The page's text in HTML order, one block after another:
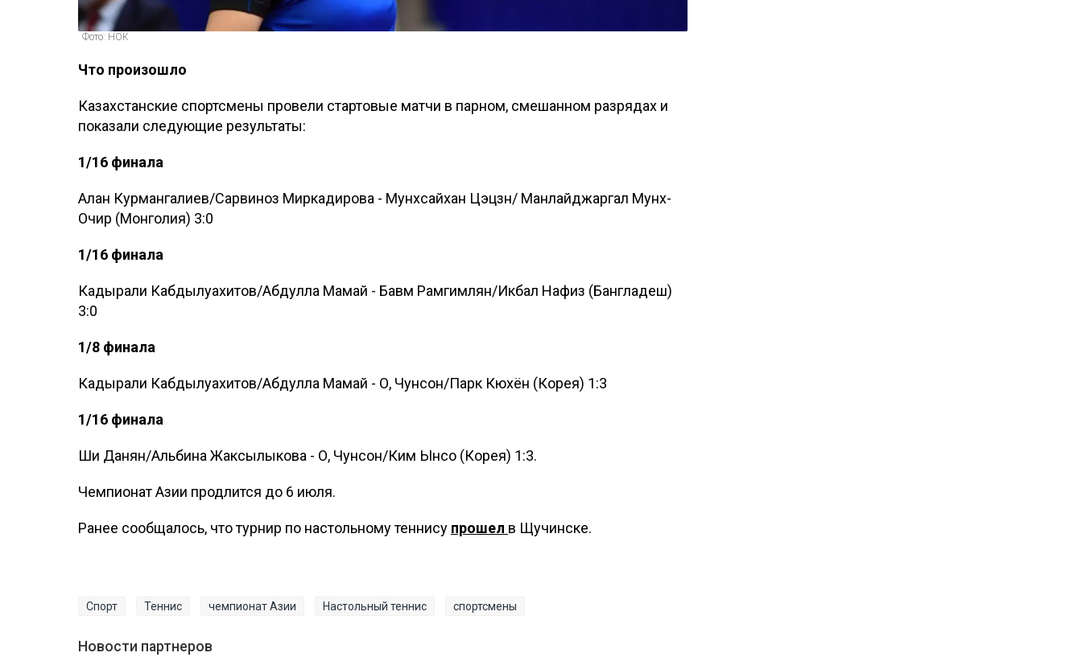
Фото: НОК
Что произошло
Казахстанские спортсмены провели стартовые матчи в парном, смешанном разрядах и
показали следующие результаты:
1/16 финала
Алан Курмангалиев/Сарвиноз Миркадирова - Мунхсайхан Цэцзн/ Манлайджаргал Мунх-
Очир (Монголия) 3:0
1/16 финала
Кадырали Кабдылуахитов/Абдулла Мамай - Бавм Рамгимлян/Икбал Нафиз (Бангладеш)
3:0
1/8 финала
Кадырали Кабдылуахитов/Абдулла Мамай - О, Чунсон/Парк Кюхён (Корея) 1:3
1/16 финала
Ши Данян/Альбина Жаксылыкова - О, Чунсон/Ким Ынсо (Корея) 1:3.
Чемпионат Азии продлится до 6 июля.
Ранее сообщалось, что турнир по настольному теннису прошел в Щучинске.
Спорт Теннис чемпионат Азии Настольный теннис спортсмены
Новости партнеров